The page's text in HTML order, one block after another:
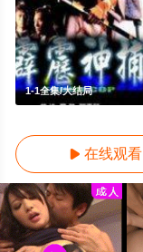
1-1全集/大结局
 在线观看